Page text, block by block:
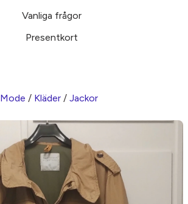
Vanliga frågor
Presentkort
Mode / Kläder / Jackor